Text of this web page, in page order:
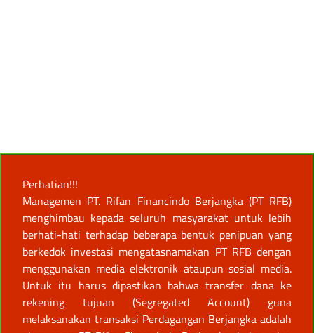
Perhatian!!!
Managemen PT. Rifan Financindo Berjangka (PT RFB)
menghimbau kepada seluruh masyarakat untuk lebih
berhati-hati terhadap beberapa bentuk penipuan yang
berkedok investasi mengatasnamakan PT RFB dengan
menggunakan media elektronik ataupun sosial media.
Untuk itu harus dipastikan bahwa transfer dana ke
rekening tujuan (Segregated Account) guna
melaksanakan transaksi Perdagangan Berjangka adalah